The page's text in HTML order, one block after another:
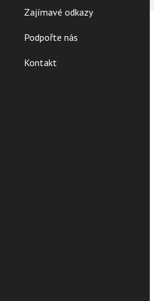
Zajímavé odkazy
Podpořte nás
Kontakt